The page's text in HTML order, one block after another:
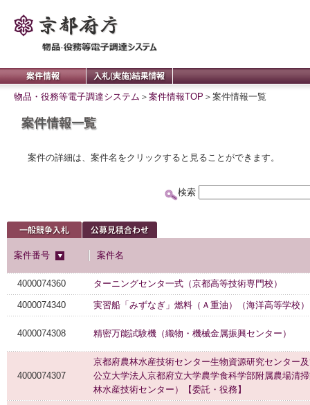
物品・役務等電子調達システム ＞ 案件情報TOP ＞ 案件情報一覧
案件の詳細は、案件名をクリックすると見ることができます。
検索
案件番号 案件名
4000074360 ターニングセンタ一式（京都高等技術専門校）
4000074340 実習船「みずなぎ」燃料（Ａ重油）（海洋高等学校）
4000074308 精密万能試験機（織物・機械金属振興センター）
4000074307
京都府農林水産技術センター生物資源研究センター
公立大学法人京都府立大学農学食科学部附属農場清
林水産技術センター）【委託・役務】